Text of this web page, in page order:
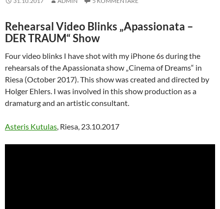
Rehearsal Video Blinks „Apassionata –
DER TRAUM“ Show
Four video blinks I have shot with my iPhone 6s during the
rehearsals of the Apassionata show „Cinema of Dreams“ in
Riesa (October 2017). This show was created and directed by
Holger Ehlers. I was involved in this show production as a
dramaturg and an artistic consultant.
Asteris Kutulas , Riesa, 23.10.2017